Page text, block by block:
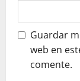
Guardar
web en
comente.